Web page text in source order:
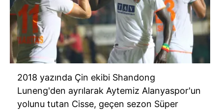
2018 yazında Çin ekibi Shandong
Luneng'den ayrılarak Aytemiz Alanyaspor'un
yolunu tutan Cisse, geçen sezon Süper